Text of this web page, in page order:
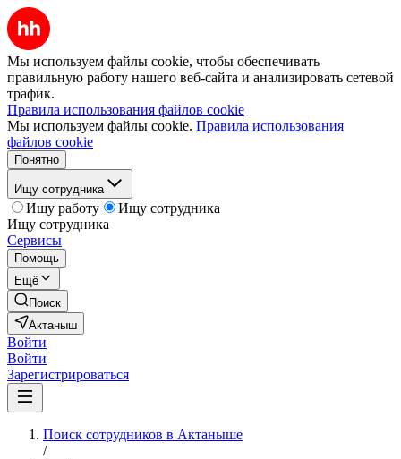
Мы используем файлы cookie, чтобы обеспечивать
правильную работу нашего веб-сайта и анализировать сетевой
трафик.
Правила использования файлов cookie
Мы используем файлы cookie. Правила использования
файлов cookie
Понятно
Ищу сотрудника
Ищу работу
Ищу сотрудника
Ищу сотрудника
Сервисы
Помощь
Ещё
Поиск
Актаныш
Войти
Войти
Зарегистрироваться
Поиск сотрудников в Актаныше
/